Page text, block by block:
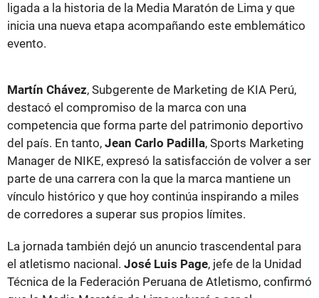
ligada a la historia de la Media Maratón de Lima y que
inicia una nueva etapa acompañando este emblemático
evento.
Martín Chávez, Subgerente de Marketing de KIA Perú,
destacó el compromiso de la marca con una
competencia que forma parte del patrimonio deportivo
del país. En tanto, Jean Carlo Padilla, Sports Marketing
Manager de NIKE, expresó la satisfacción de volver a ser
parte de una carrera con la que la marca mantiene un
vínculo histórico y que hoy continúa inspirando a miles
de corredores a superar sus propios límites.
La jornada también dejó un anuncio trascendental para
el atletismo nacional. José Luis Page, jefe de la Unidad
Técnica de la Federación Peruana de Atletismo, confirmó